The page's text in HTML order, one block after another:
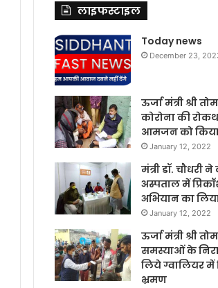
लाइफस्टाइल
Today news
December 23,
ऊर्जा मंत्री श्री
कोरोना की
आमजन को
January 12, 2022
मंत्री डॉ. चौधरी
अस्पताल में
अभियान का
January 12, 2022
ऊर्जा मंत्री श्री
समस्याओं के
लिये ग्वालियर में
भ्रमण